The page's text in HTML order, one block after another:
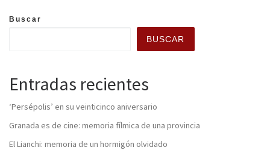
Buscar
BUSCAR
Entradas recientes
‘Persépolis’ en su veinticinco aniversario
Granada es de cine: memoria fílmica de una provincia
El Lianchi: memoria de un hormigón olvidado